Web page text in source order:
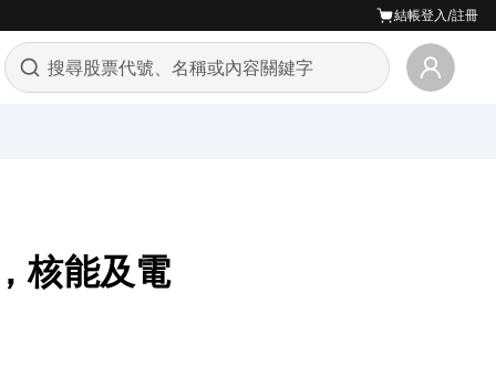
結帳登入/註冊
核能及電